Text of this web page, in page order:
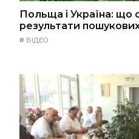
Польща і Україна: що
результати
# ВІДЕО